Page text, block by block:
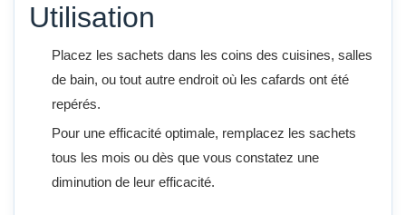
Utilisation
Placez les sachets dans les coins des cuisines, salles
de bain, ou tout autre endroit où les cafards ont été
repérés.
Pour une efficacité optimale, remplacez les sachets
tous les mois ou dès que vous constatez une
diminution de leur efficacité.